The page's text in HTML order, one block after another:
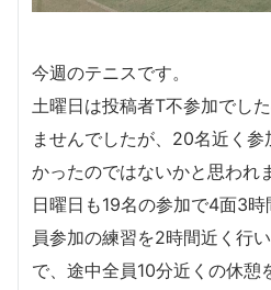
今週のテニスです。
土曜日は投稿者T不参加でし
ませんでしたが、20名近く
かったのではないかと思われ
日曜日も19名の参加で4面3
員参加の練習を2時間近く行
で、途中全員10分近くの休憩